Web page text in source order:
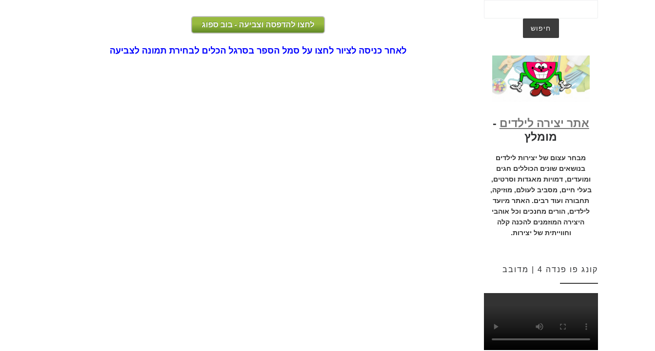
לחצו להדפסה וצביעה - בוב ספוג
לאחר כניסה לציור לחצו על סמל הספר בסרגל הכלים לבחירת תמונה לצביעה
אתר יצירה לילדים -
מומלץ
מבחר עצום של יצירות לילדים
בנושאים שונים הכוללים חגים
ומועדים, דמויות מאגדות וסרטים,
בעלי חיים, מסביב לעולם, מוזיקה,
תחבורה ועוד רבים. האתר מיועד
לילדים, הורים מחנכים וכל אוהבי
היצירה המוזמנים להכנה קלה
וחווייתית של יצירות.
קונג פו פנדה 4 | מדובב